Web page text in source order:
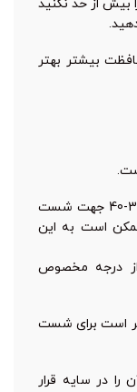
بیش‌ از حد نکنید
بیشتر بهتر
برای شست و شو محصول، دمای آب بین 30-40 جهت شست
مناسب است و دمای بالاتر از 40 ممکن است به این
از درجه مخصوص
است برای شست
را در سایه قرار